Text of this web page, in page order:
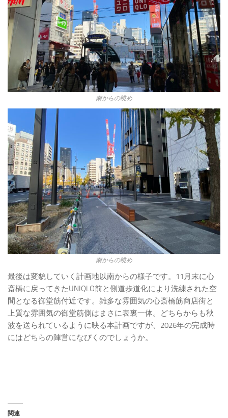
南からの眺め
南からの眺め
最後は変貌していく計画地以南からの様子です。11月末に心
斎橋に戻ってきたUNIQLO前と側道歩道化により洗練された空
間となる御堂筋付近です。雑多な雰囲気の心斎橋筋商店街と
上質な雰囲気の御堂筋側はまさに表裏一体。どちらからも秋
波を送られているように映る本計画ですが、2026年の完成時
にはどちらの陣営になびくのでしょうか。
関連